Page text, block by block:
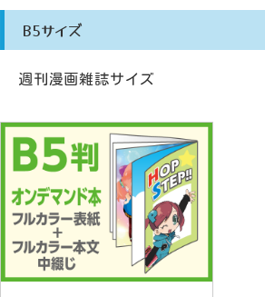
B5サイズ
週刊漫画雑誌サイズ